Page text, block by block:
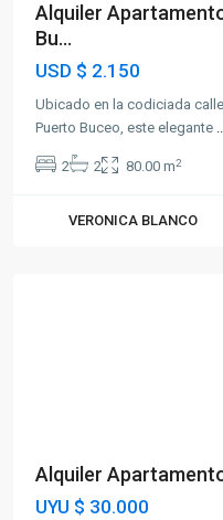
Alquiler
Bu...
USD $ 2.150
Ubicado en la codiciada
Puerto Buceo, este elegante
2 2 80.00 m2
VERONICA BLANCO
Alquiler
UYU $ 30.000